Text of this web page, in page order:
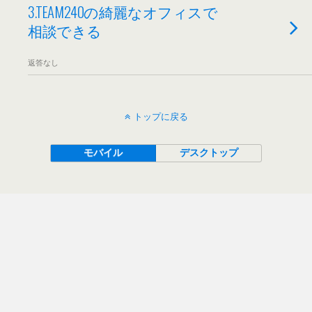
3.TEAM240の綺麗なオフィスで
相談できる
返答なし
トップに戻る
モバイル デスクトップ